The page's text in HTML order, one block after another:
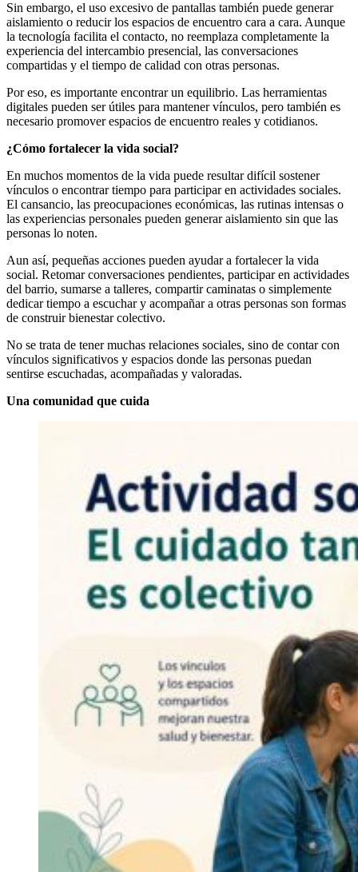
Sin embargo, el uso excesivo de pantallas también puede generar
aislamiento o reducir los espacios de encuentro cara a cara. Aunque
la tecnología facilita el contacto, no reemplaza completamente la
experiencia del intercambio presencial, las conversaciones
compartidas y el tiempo de calidad con otras personas.
Por eso, es importante encontrar un equilibrio. Las herramientas
digitales pueden ser útiles para mantener vínculos, pero también es
necesario promover espacios de encuentro reales y cotidianos.
¿Cómo fortalecer la vida social?
En muchos momentos de la vida puede resultar difícil sostener
vínculos o encontrar tiempo para participar en actividades sociales.
El cansancio, las preocupaciones económicas, las rutinas intensas o
las experiencias personales pueden generar aislamiento sin que las
personas lo noten.
Aun así, pequeñas acciones pueden ayudar a fortalecer la vida
social. Retomar conversaciones pendientes, participar en actividades
del barrio, sumarse a talleres, compartir caminatas o simplemente
dedicar tiempo a escuchar y acompañar a otras personas son formas
de construir bienestar colectivo.
No se trata de tener muchas relaciones sociales, sino de contar con
vínculos significativos y espacios donde las personas puedan
sentirse escuchadas, acompañadas y valoradas.
Una comunidad que cuida